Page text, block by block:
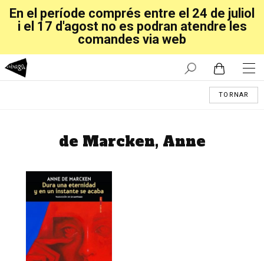
En el període comprés entre el 24 de juliol
i el 17 d'agost no es podran atendre les
comandes via web
TORNAR
de Marcken, Anne